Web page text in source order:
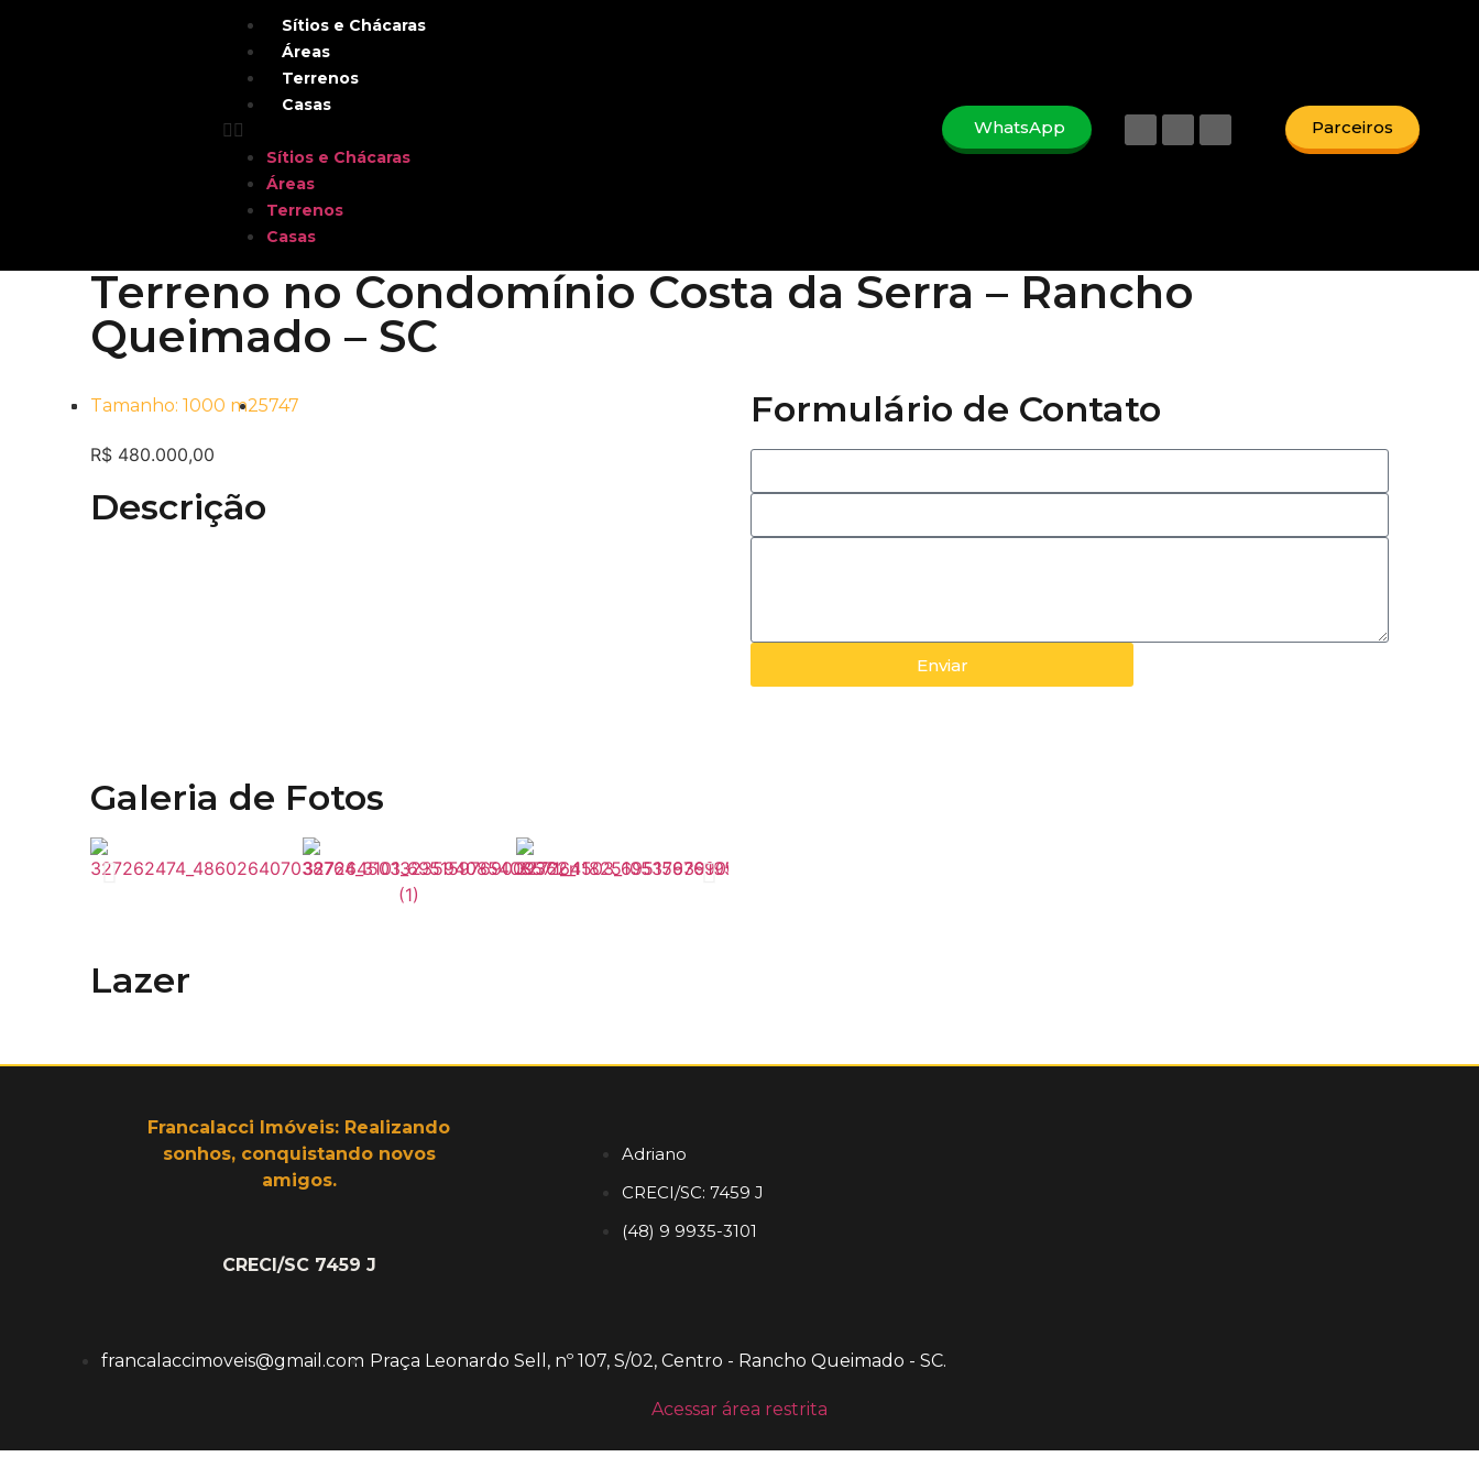
Sítios e Chácaras
Áreas
Terrenos
Casas
Sítios e Chácaras
Áreas
Terrenos
Casas
WhatsApp Parceiros
Terreno no Condomínio Costa da Serra – Rancho
Queimado – SC
Tamanho: 1000 m25747
R$ 480.000,00
Descrição
Galeria de Fotos
Formulário de Contato
Enviar
Lazer
Francalacci Imóveis: Realizando
sonhos, conquistando novos
amigos.
CRECI/SC 7459 J
Adriano
CRECI/SC: 7459 J
(48) 9 9935-3101
francalaccimoveis@gmail.com Praça Leonardo Sell, nº 107, S/02, Centro - Rancho Queimado - SC.
Acessar área restrita